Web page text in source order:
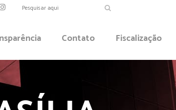
Contato Fiscalização